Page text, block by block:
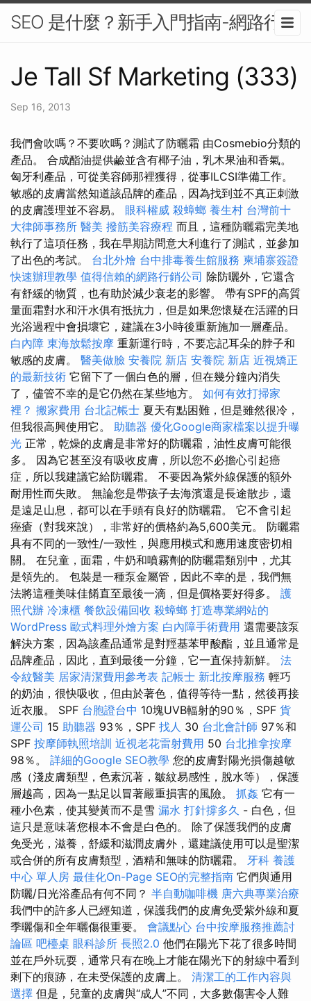
SEO 是什麼？新手入門指南-網路行銷
Je Tall Sf Marketing (333)
Sep 16, 2013
我們會吹嗎？不要吹嗎？測試了防曬霜 由Cosmebio分類的
產品。 合成酯油提供鹼並含有椰子油，乳木果油和香氣。
匈牙利產品，可從美容師那裡獲得，從事ILCSI準備工作。
敏感的皮膚當然知道該品牌的產品，因為找到並不真正刺激
的皮膚護理並不容易。 眼科權威 殺蟑螂 養生村 台灣前十
大律師事務所 醫美 撥筋美容療程 而且，這種防曬霜完美地
執行了這項任務，我在早期訪問意大利進行了測試，並參加
了出色的考試。 台北外燴 台中排毒養生館服務 柬埔寨簽證
快速辦理教學 值得信賴的網路行銷公司 除防曬外，它還含
有舒緩的物質，也有助於減少衰老的影響。 帶有SPF的高質
量面霜對水和汗水俱有抵抗力，但是如果您懷疑在活躍的日
光浴過程中會損壞它，建議在3小時後重新施加一層產品。
白內障 東海放鬆按摩 重新運行時，不要忘記耳朵的脖子和
敏感的皮膚。 醫美做臉 安養院 新店 安養院 新店 近視矯正
的最新技術 它留下了一個白色的層，但在幾分鐘內消失
了，儘管不幸的是它仍然在某些地方。 如何有效打掃家
裡？ 搬家費用 台北記帳士 夏天有點困難，但是雖然很冷，
但我很高興使用它。 助聽器 優化Google商家檔案以提升曝
光 正常，乾燥的皮膚是非常好的防曬霜，油性皮膚可能很
多。 因為它甚至沒有吸收皮膚，所以您不必擔心引起癌
症，所以我建議它給防曬霜。 不要因為紫外線保護的額外
耐用性而失敗。 無論您是帶孩子去海濱還是長途散步，還
是遠足山息，都可以在手頭有良好的防曬霜。 它不會引起
痤瘡（對我來說），非常好的價格約為5,600美元。 防曬霜
具有不同的一致性/一致性，與應用模式和應用速度密切相
關。 在兒童，面霜，牛奶和噴霧劑的防曬霜類別中，尤其
是領先的。 包裝是一種泵金屬管，因此不幸的是，我們無
法將這種美味佳餚直至最後一滴，但是價格要好得多。 護
照代辦 冷凍櫃 餐飲設備回收 殺蟑螂 打造專業網站的
WordPress 歐式料理外燴方案 白內障手術費用 還需要該泵
解決方案，因為該產品通常是對羥基苯甲酸酯，並且通常是
品牌產品，因此，直到最後一分鐘，它一直保持新鮮。 法
令紋醫美 居家清潔費用參考表 記帳士 新北按摩服務 輕巧
的奶油，很快吸收，但由於著色，值得等待一點，然後再接
近衣服。 SPF 台胞證台中 10塊UVB輻射的90％，SPF 貨
運公司 15 助聽器 93％，SPF 找人 30 台北會計師 97％和
SPF 按摩師執照培訓 近視老花雷射費用 50 台北推拿按摩
98％。 詳細的Google SEO教學 您的皮膚對陽光損傷越敏
感（淺皮膚類型，色素沉著，皺紋易感性，脫水等），保護
層越高，因為一點足以冒著嚴重損害的風險。 抓姦 它有一
種小色素，使其變黃而不是雪 漏水 打針撐多久 - 白色，但
這只是意味著您根本不會是白色的。 除了保護我們的皮膚
免受光，滋養，舒緩和滋潤皮膚外，還建議使用可以是聖潔
或合併的所有皮膚類型，酒精和無味的防曬霜。 牙科 養護
中心 單人房 最佳化On-Page SEO的完整指南 它們與通用
防曬/日光浴產品有何不同？ 半自動咖啡機 唐六典專業治療
我們中的許多人已經知道，保護我們的皮膚免受紫外線和夏
季曬傷和全年曬傷很重要。 會議點心 台中按摩服務推薦討
論區 吧檯桌 眼科診所 長照2.0 他們在陽光下花了很多時間
並在戶外玩耍，通常只有在晚上才能在陽光下的射線中看到
剩下的痕跡，在未受保護的皮膚上。 清潔工的工作內容與
選擇 但是，兒童的皮膚與“成人”不同，大多數傷害令人難